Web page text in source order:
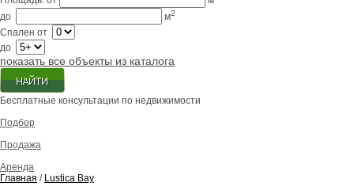
до м2
Спален от
до
показать все объекты из каталога
Бесплатные консультации по недвижимости
Подбор
Продажа
Аренда
Главная / Lustica Bay